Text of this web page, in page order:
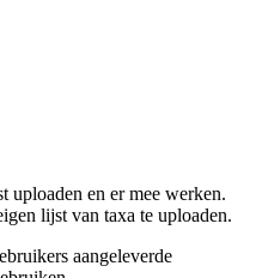
uploaden en er mee werken.
lijst van taxa te uploaden.
aangeleverde